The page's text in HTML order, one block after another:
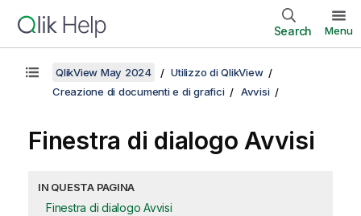
Search Menu
QlikView May 2024
Utilizzo di QlikView
Creazione di documenti e di grafici
Avvisi
Finestra di dialogo Avvisi
IN QUESTA PAGINA
Finestra di dialogo Avvisi